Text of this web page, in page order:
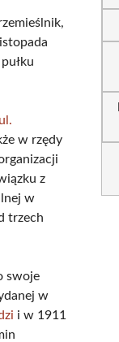
w rzędy
z
w
trzech
swoje
w
i w 1911